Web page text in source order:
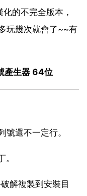
的不完全版本，
玩幾次就會了~~有
產生器 64位
號還不一定行。
解複製到安裝目